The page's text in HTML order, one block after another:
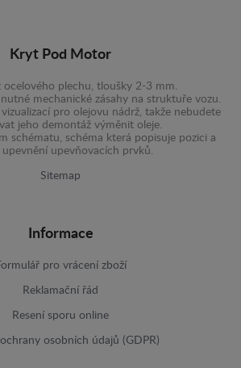
Kryt Pod Motor
ocelového plechu, tloušky 2-3 mm.
mechanické zásahy na struktuře vozu.
pro olejovu nádrž, takže nebudete
jeho demontáž výměnit oleje.
schématu, schéma která popisuje pozici a
upevnění upevňovacích prvků.
Sitemap
Informace
pro vrácení zboží
Reklamační řád
Resení sporu online
osobních údajů (GDPR)